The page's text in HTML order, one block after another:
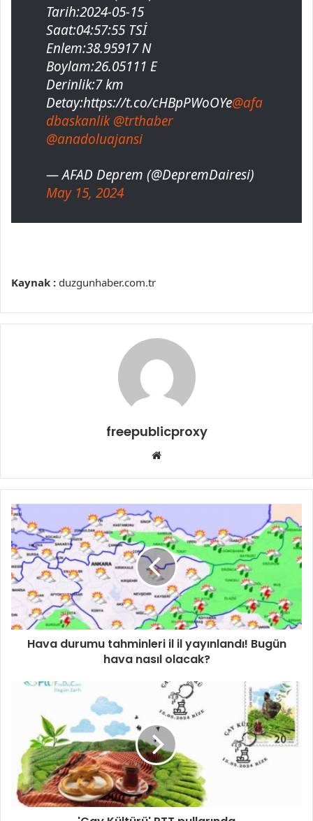
Tarih:2024-05-15
Saat:04:57:55 TSİ
Enlem:38.95917 N
Boylam:26.05111 E
Derinlik:7 km
Detay:https://t.co/cHBpPWoOYe@afa
dbaskanlik @trthaber
@anadoluajansi
— AFAD Deprem (@DepremDairesi)
May 15, 2024
Kaynak : duzgunhaber.com.tr
freepublicproxy
Web
Hava durumu tahminleri il il yayınlandı! Bugün
hava nasıl olacak?